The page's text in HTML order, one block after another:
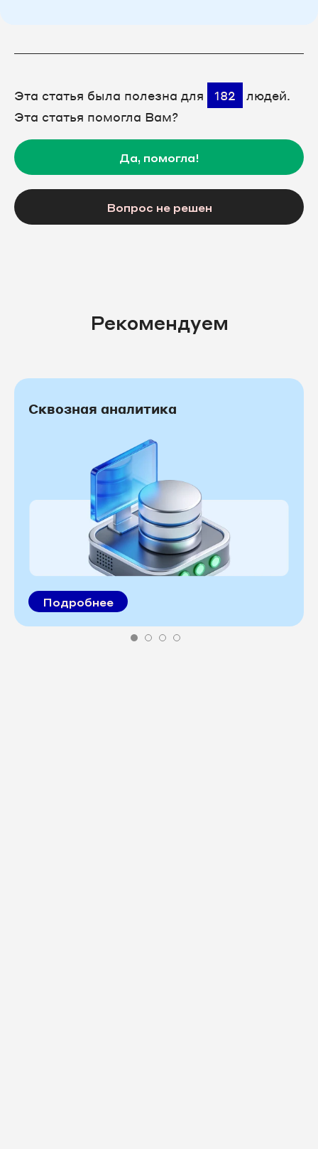
Эта статья была полезна для 182
людей.
Эта статья помогла Вам?
Да, помогла!
Вопрос не решен
Рекомендуем
Сквозная аналитика
Подробнее